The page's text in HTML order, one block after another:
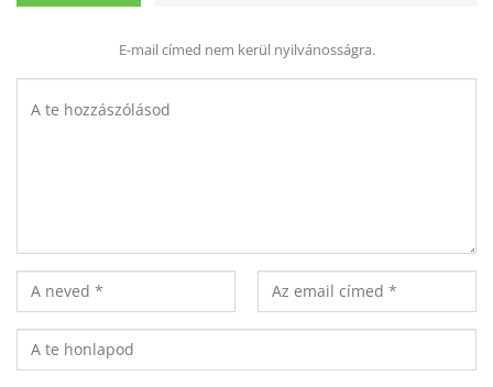
E-mail címed nem kerül nyilvánosságra.